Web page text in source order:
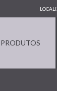
PRODUTOS